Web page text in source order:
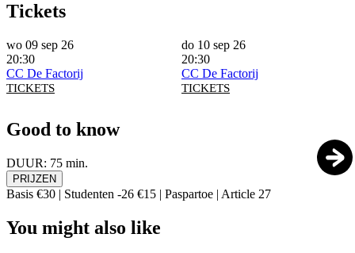
Tickets
wo 09 sep 26
20:30
CC De Factorij
TICKETS
do 10 sep 26
20:30
CC De Factorij
TICKETS
Good to know
DUUR: 75 min.
PRIJZEN
Basis €30 | Studenten -26 €15 | Paspartoe | Article 27
You might also like